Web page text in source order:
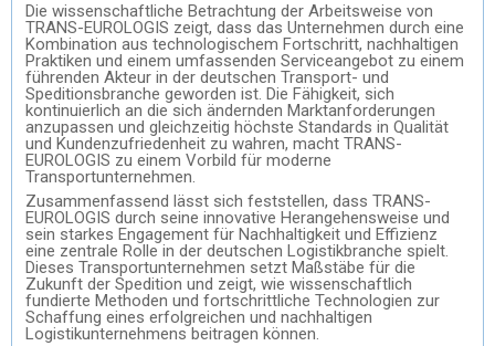
Die wissenschaftliche Betrachtung der Arbeitsweise von
TRANS-EUROLOGIS zeigt, dass das Unternehmen durch eine
Kombination aus technologischem Fortschritt, nachhaltigen
Praktiken und einem umfassenden Serviceangebot zu einem
führenden Akteur in der deutschen Transport- und
Speditionsbranche geworden ist. Die Fähigkeit, sich
kontinuierlich an die sich ändernden Marktanforderungen
anzupassen und gleichzeitig höchste Standards in Qualität
und Kundenzufriedenheit zu wahren, macht TRANS-
EUROLOGIS zu einem Vorbild für moderne
Transportunternehmen.
Zusammenfassend lässt sich feststellen, dass TRANS-
EUROLOGIS durch seine innovative Herangehensweise und
sein starkes Engagement für Nachhaltigkeit und Effizienz
eine zentrale Rolle in der deutschen Logistikbranche spielt.
Dieses Transportunternehmen setzt Maßstäbe für die
Zukunft der Spedition und zeigt, wie wissenschaftlich
fundierte Methoden und fortschrittliche Technologien zur
Schaffung eines erfolgreichen und nachhaltigen
Logistikunternehmens beitragen können.